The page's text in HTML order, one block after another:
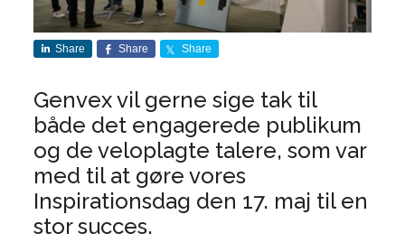
Share Share Share
Genvex vil gerne sige tak til
både det engagerede publikum
og de veloplagte talere, som var
med til at gøre vores
Inspirationsdag den 17. maj til en
stor succes.